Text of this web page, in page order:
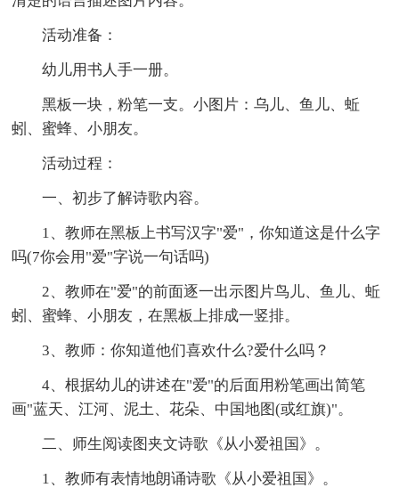
活动准备：
幼儿用书人手一册。
黑板一块，粉笔一支。小图片：乌儿、鱼儿、蚯
蚓、蜜蜂、小朋友。
活动过程：
一、初步了解诗歌内容。
1、教师在黑板上书写汉字"爱"，你知道这是什么字
吗(7你会用"爱"字说一句话吗)
2、教师在"爱"的前面逐一出示图片鸟儿、鱼儿、蚯
蚓、蜜蜂、小朋友，在黑板上排成一竖排。
3、教师：你知道他们喜欢什么?爱什么吗？
4、根据幼儿的讲述在"爱"的后面用粉笔画出简笔
画"蓝天、江河、泥土、花朵、中国地图(或红旗)"。
二、师生阅读图夹文诗歌《从小爱祖国》。
1、教师有表情地朗诵诗歌《从小爱祖国》。